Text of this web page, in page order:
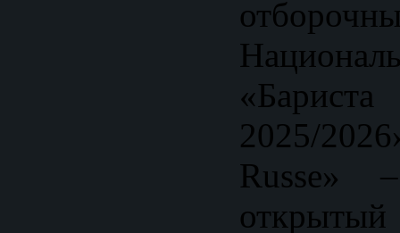
2025/
Russe»